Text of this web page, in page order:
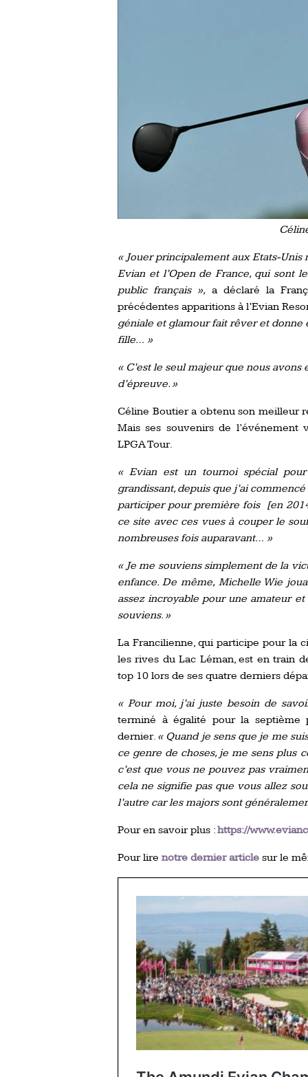
« Jouer principalement aux Etats-
Evian et l’Open de France, qui sont
public français »,a déclaré la
précédentes apparitions à l’Evian
géniale et glamour fait rêver et donne
fille… »
« C’est le seul majeur que nous
d’épreuve. »
Céline Boutier a obtenu son meilleur
Mais ses souvenirs de
LPGA Tour.
« Evian est un tournoi spécial
grandissant, depuis que j’ai
participer pour première fois [en
ce site avec ces vues à couper le
nombreuses fois auparavant… »
« Je me souviens simplement de la
enfance. De même, Michelle Wie
assez incroyable pour une amateur
souviens. »
La Francilienne, qui participe pour la
les rives du Lac Léman, est en train
top 10 lors de ses quatre derniers
« Pour moi, j’ai juste besoin de
terminé à égalité pour la septième
dernier. « Quand je sens que je me
ce genre de choses, je me sens plus
c’est que vous ne pouvez pas
cela ne signifie pas que vous allez
l’autre car les majors sont
Pour en savoir plus :https://
Pour lire notre dernier article sur le